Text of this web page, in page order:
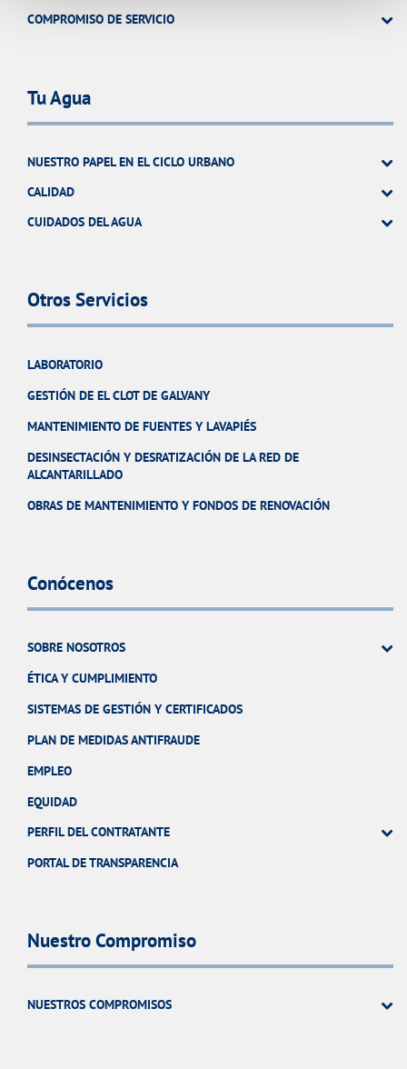
COMPROMISO DE SERVICIO
Tu Agua
NUESTRO PAPEL EN EL CICLO URBANO
CALIDAD
CUIDADOS DEL AGUA
Otros Servicios
LABORATORIO
GESTIÓN DE EL CLOT DE GALVANY
MANTENIMIENTO DE FUENTES Y LAVAPIÉS
DESINSECTACIÓN Y DESRATIZACIÓN DE LA RED DE
ALCANTARILLADO
OBRAS DE MANTENIMIENTO Y FONDOS DE RENOVACIÓN
Conócenos
SOBRE NOSOTROS
ÉTICA Y CUMPLIMIENTO
SISTEMAS DE GESTIÓN Y CERTIFICADOS
PLAN DE MEDIDAS ANTIFRAUDE
EMPLEO
EQUIDAD
PERFIL DEL CONTRATANTE
PORTAL DE TRANSPARENCIA
Nuestro Compromiso
NUESTROS COMPROMISOS